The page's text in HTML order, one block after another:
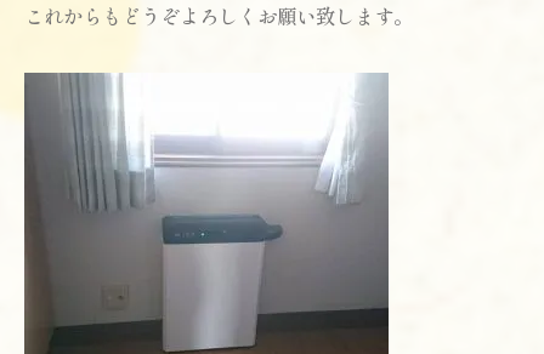
これからもどうぞよろしくお願い致します。